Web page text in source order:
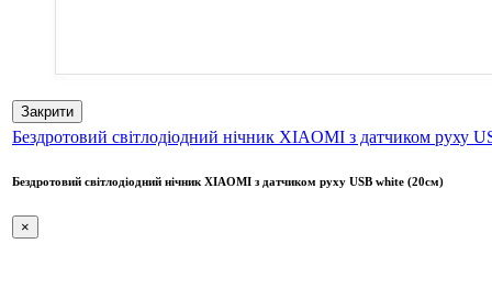
Закрити
Бездротовий світлодіодний нічник XIAOMI з датчиком руху
Бездротовий світлодіодний нічник XIAOMI з датчиком руху USB white (20см)
×